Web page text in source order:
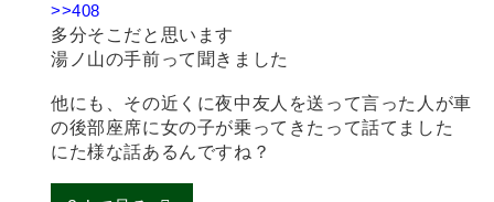
>>408
多分そこだと思います
湯ノ山の手前って聞きました
他にも、その近くに夜中友人を送って言った人が車
の後部座席に女の子が乗ってきたって話てました
にた様な話あるんですね？